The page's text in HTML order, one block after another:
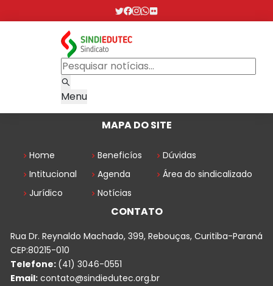
Menu
MAPA DO SITE
Home
Intitucional
Jurídico
Beneficíos
Agenda
Notícias
Dúvidas
Área do sindicalizado
CONTATO
Rua Dr. Reynaldo Machado, 399, Rebouças, Curitiba-Paraná
CEP:80215-010
Telefone: (41) 3046-0551
Email: contato@sindiedutec.org.br